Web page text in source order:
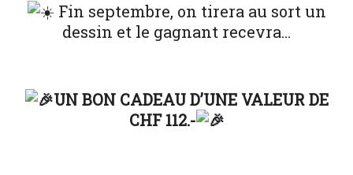
Fin septembre, on tirera au sort un
dessin et le gagnant recevra…
UN BON CADEAU D’UNE VALEURDE
CHF 112.-